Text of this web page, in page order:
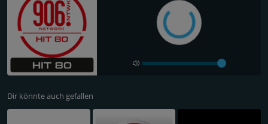
Dir könnte auch gefallen